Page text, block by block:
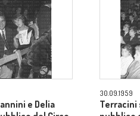
e Delia
30.09.1959
Terracini